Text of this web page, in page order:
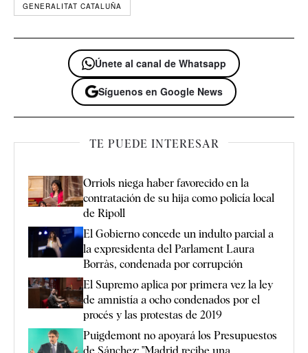
GENERALITAT CATALUÑA
Únete al canal de Whatsapp
Síguenos en Google News
TE PUEDE INTERESAR
Orriols niega haber favorecido en la
contratación de su hija como policía local
de Ripoll
El Gobierno concede un indulto parcial a
la expresidenta del Parlament Laura
Borràs, condenada por corrupción
El Supremo aplica por primera vez la ley
de amnistía a ocho condenados por el
procés y las protestas de 2019
Puigdemont no apoyará los Presupuestos